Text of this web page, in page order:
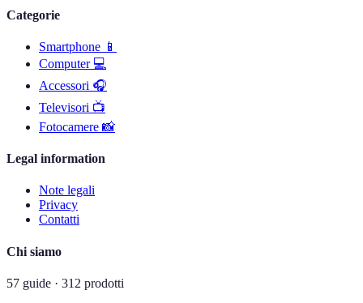
Categorie
Smartphone 📱
Computer 💻
Accessori 🎧
Televisori 📺
Fotocamere 📸
Legal information
Note legali
Privacy
Contatti
Chi siamo
57 guide · 312 prodotti